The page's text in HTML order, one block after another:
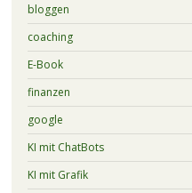
bloggen
coaching
E-Book
finanzen
google
KI mit ChatBots
KI mit Grafik